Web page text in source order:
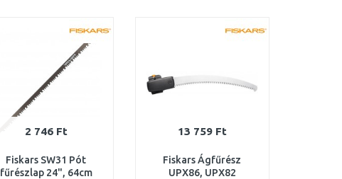
Összehasonlítás Összehasonlítás
2 746 Ft
Fiskars SW31 Pót
fűrészlap 24", 64cm
13 759 Ft
Fiskars Ágfűrész
UPX86, UPX82